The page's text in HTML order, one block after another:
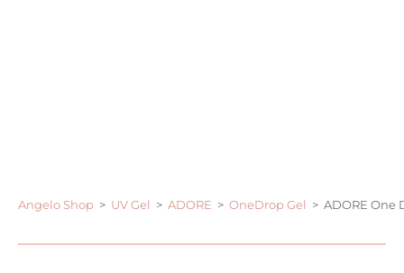
Angelo Shop > UV Gel > ADORE > OneDrop Gel > ADORE One